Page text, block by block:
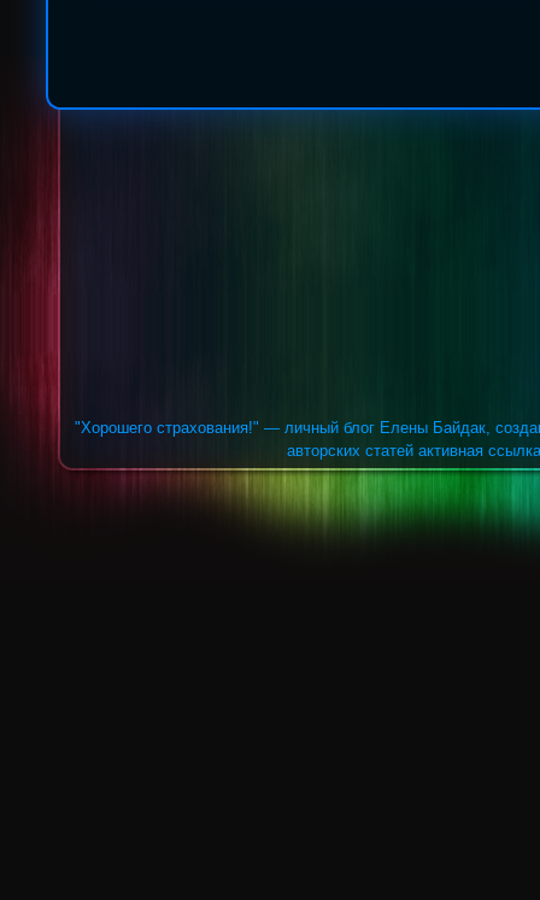
"Хорошего страхования!" — личный блог Елены Байдак,
авторских статей активная